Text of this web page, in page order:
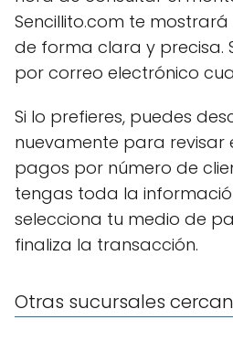
Sencillito.com te
de forma clara y precisa.
por correo electrónico
Si lo prefieres, puedes
nuevamente para revisar
pagos por número de
tengas toda la
selecciona tu medio de
finaliza la transacción.
Otras sucursales